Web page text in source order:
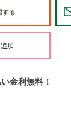
する
金利無料！